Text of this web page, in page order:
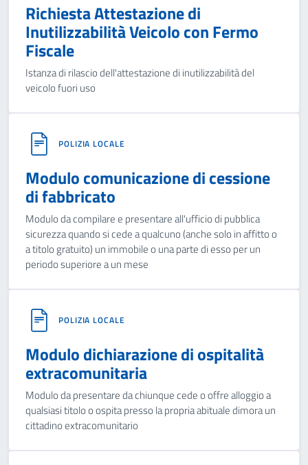
Richiesta Attestazione di
Inutilizzabilità Veicolo con Fermo
Fiscale
Istanza di rilascio dell'attestazione di inutilizzabilità del
veicolo fuori uso
POLIZIA LOCALE
Modulo comunicazione di cessione
di fabbricato
Modulo da compilare e presentare all'ufficio di pubblica
sicurezza quando si cede a qualcuno (anche solo in affitto o
a titolo gratuito) un immobile o una parte di esso per un
periodo superiore a un mese
POLIZIA LOCALE
Modulo dichiarazione di ospitalità
extracomunitaria
Modulo da presentare da chiunque cede o offre alloggio a
qualsiasi titolo o ospita presso la propria abituale dimora un
cittadino extracomunitario